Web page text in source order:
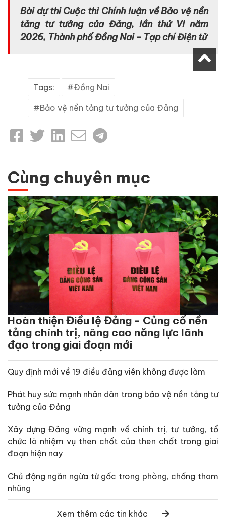
Bài dự thiCuộc thi Chính luận về Bảo vệ nền
tảng tư tưởng của Đảng, lần thứ VI năm
2026, Thành phố Đồng Nai - Tạp chí Điện tử
Tags: Đồng Nai
Bảo vệ nền tảng tư tưởng của Đảng
Cùng chuyên mục
Hoàn thiện Điều lệ Đảng - Củng cố nền
tảng chính trị, nâng cao năng lực lãnh
đạo trong giai đoạn mới
Quy định mới về 19 điều đảng viên không được làm
Phát huy sức mạnh nhân dân trong bảo vệ nền tảng tư
tưởng của Đảng
Xây dựng Đảng vững mạnh về chính trị, tư tưởng, tổ
chức là nhiệm vụ then chốt của then chốt trong giai
đoạn hiện nay
Chủ động ngăn ngừa từ gốc trong phòng, chống tham
nhũng
Xem thêm các tin khác